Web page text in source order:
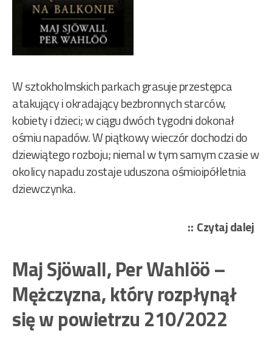
W sztokholmskich parkach grasuje przestępca
atakujący i okradający bezbronnych starców,
kobiety i dzieci; w ciągu dwóch tygodni dokonał
ośmiu napadów. W piątkowy wieczór dochodzi do
dziewiątego rozboju; niemal w tym samym czasie w
okolicy napadu zostaje uduszona ośmioipółletnia
dziewczynka.
Czytaj dalej
Maj Sjöwall, Per Wahlöö –
Mężczyzna, który rozpłynął
się w powietrzu 210/2022